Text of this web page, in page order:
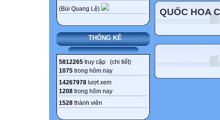
(Bùi Quang Lệ)
THỐNG KÊ
5812265 truy cập (chi tiết)
1075 trong hôm nay
14267978 lượt xem
1208 trong hôm nay
1528 thành viên
QUỐC HOA